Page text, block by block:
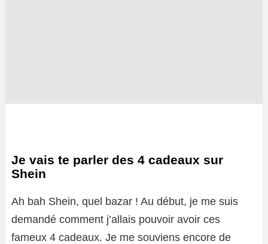
Je vais te parler des 4 cadeaux sur
Shein
Ah bah Shein, quel bazar ! Au début, je me suis
demandé comment j’allais pouvoir avoir ces
fameux 4 cadeaux. Je me souviens encore de